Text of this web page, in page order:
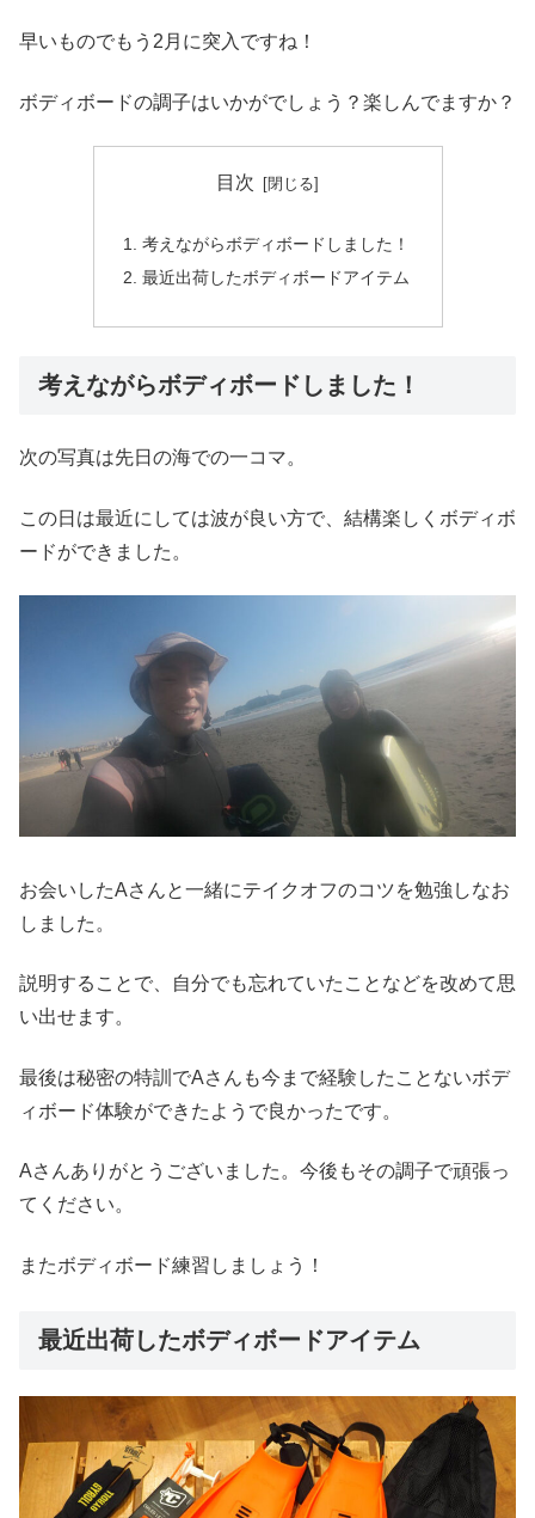
早いものでもう2月に突入ですね！
ボディボードの調子はいかがでしょう？楽しんでますか？
目次
考えながらボディボードしました！
最近出荷したボディボードアイテム
考えながらボディボードしました！
次の写真は先日の海での一コマ。
この日は最近にしては波が良い方で、結構楽しくボディボ
ードができました。
お会いしたAさんと一緒にテイクオフのコツを勉強しなお
しました。
説明することで、自分でも忘れていたことなどを改めて思
い出せます。
最後は秘密の特訓でAさんも今まで経験したことないボデ
ィボード体験ができたようで良かったです。
Aさんありがとうございました。今後もその調子で頑張っ
てください。
またボディボード練習しましょう！
最近出荷したボディボードアイテム